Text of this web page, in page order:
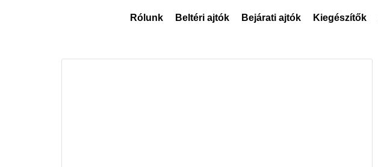
Rólunk Beltéri ajtók Bejárati ajtók Kiegészítők